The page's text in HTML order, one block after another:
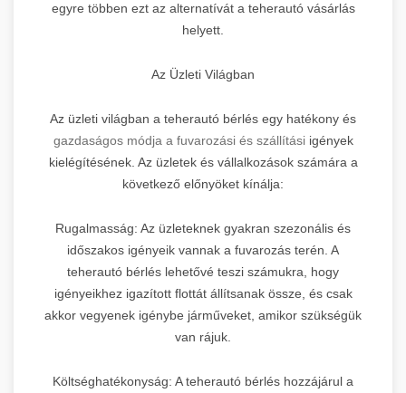
egyre többen ezt az alternatívát a teherautó vásárlás
helyett.
Az Üzleti Világban
Az üzleti világban a teherautó bérlés egy hatékony és
gazdaságos módja a fuvarozási és szállításiigények
kielégítésének. Az üzletek és vállalkozások számára a
következő előnyöket kínálja:
Rugalmasság: Az üzleteknek gyakran szezonális és
időszakos igényeik vannak a fuvarozás terén. A
teherautó bérlés lehetővé teszi számukra, hogy
igényeikhez igazított flottát állítsanak össze, és csak
akkor vegyenek igénybe járműveket, amikor szükségük
van rájuk.
Költséghatékonyság: A teherautó bérlés hozzájárul a